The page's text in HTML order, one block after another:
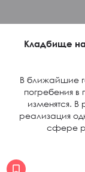
Кладбище
В ближайшие
погребения
изменятся.
реализация
сфере